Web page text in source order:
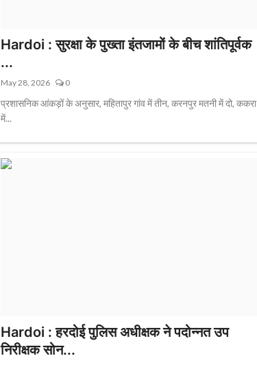
Hardoi : सुरक्षा के पुख्ता इंतजामों के बीच शांतिपूर्वक
...
May 28, 2026 0
प्रशासनिक आंकड़ों के अनुसार, महितापुर गांव में तीन, करनपुर मतनी में दो, ककरा
में...
Hardoi : हरदोई पुलिस अधीक्षक ने पदोन्नत उप
निरीक्षक सोन...